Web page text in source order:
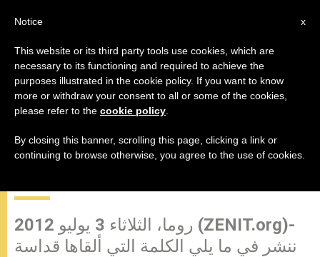
كلمة قداسة البابا بندكتس السادس
عشر قبيل تلاوة صلاة التبشير
الملائكي في عيد الرسولين بطرس
روما، الثلاثاء 3 يوليو 2012 (ZENIT.org)-
ننشر في ما يلي الكلمة التي ألقاها قداسة
x
Notice
This website or its third party tools use cookies, which are
necessary to its functioning and required to achieve the
purposes illustrated in the cookie policy. If you want to know
more or withdraw your consent to all or some of the cookies,
please refer to the cookie policy
By closing this banner, scrolling this page, clicking a link or
continuing to browse otherwise, you agree to the use of cookies.